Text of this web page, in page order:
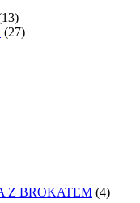
(27)
Z BROKATEM (4)